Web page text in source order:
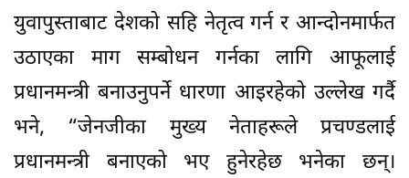
युवापुस्ताबाट देशको सहि नेतृत्व गर्न र आन्दोनमार्फत
उठाएका माग सम्बोधन गर्नका लागि आफूलाई
प्रधानमन्त्री बनाउनुपर्ने धारणा आइरहेको उल्लेख गर्दै
भने, “जेनजीका मुख्य नेताहरूले प्रचण्डलाई
प्रधानमन्त्री बनाएको भए हुनेरहेछ भनेका छन्।